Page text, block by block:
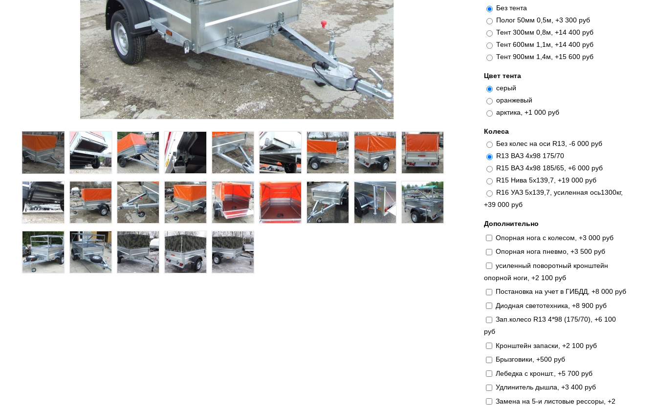
Без тента
Полог 50мм 0,5м, +3 300 руб
Тент 300мм 0,8м, +14 400 руб
Тент 600мм 1,1м, +14 400 руб
Тент 900мм 1,4м, +15 600 руб
Цвет тента
серый
оранжевый
арктика, +1 000 руб
Колеса
Без колес на оси R13, -6 000 руб
R13 ВАЗ 4х98 175/70
R15 ВАЗ 4х98 185/65, +6 000 руб
R15 Нива 5х139,7, +19 000 руб
R16 УАЗ 5х139,7, усиленная ось1300кг,
+39 000 руб
Дополнительно
Опорная нога с колесом, +3 000 руб
Опорная нога пневмо, +3 500 руб
усиленный поворотный кронштейн
опорной ноги, +2 100 руб
Постановка на учет в ГИБДД, +8 000 руб
Диодная светотехника, +8 900 руб
Зап.колесо R13 4*98 (175/70), +6 100
руб
Кронштейн запаски, +2 100 руб
Брызговики, +500 руб
Лебедка с кроншт., +5 700 руб
Удлинитель дышла, +3 400 руб
Замена на 5-и листовые рессоры, +2